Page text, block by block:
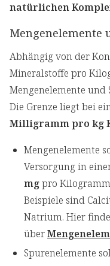
natürlichen
Mengenelemente
Abhängig von der
Mineralstoffe pro
Mengenelemente und
Die Grenze liegt bei
Milligramm pro kg
Mengenelemente
Versorgung in
mgpro
Beispiele sind
Natrium. Hier
über
Spurenelemente